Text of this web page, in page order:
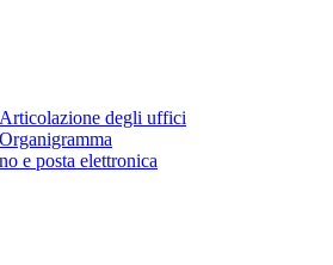
Articolazione degli uffici
Organigramma
e posta elettronica